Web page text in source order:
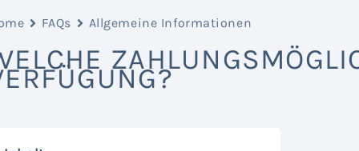
FAQs Allgemeine Informationen